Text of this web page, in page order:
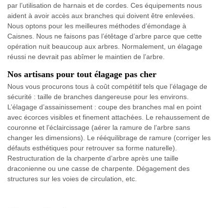
par l’utilisation de harnais et de cordes. Ces équipements nous
aident à avoir accès aux branches qui doivent être enlevées.
Nous optons pour les meilleures méthodes d’émondage à
Caisnes. Nous ne faisons pas l’étêtage d’arbre parce que cette
opération nuit beaucoup aux arbres. Normalement, un élagage
réussi ne devrait pas abîmer le maintien de l’arbre.
Nos artisans pour tout élagage pas cher
Nous vous procurons tous à coût compétitif tels que l’élagage de
sécurité : taille de branches dangereuse pour les environs.
L’élagage d’assainissement : coupe des branches mal en point
avec écorces visibles et finement attachées. Le rehaussement de
couronne et l’éclaircissage (aérer la ramure de l’arbre sans
changer les dimensions). Le rééquilibrage de ramure (corriger les
défauts esthétiques pour retrouver sa forme naturelle).
Restructuration de la charpente d’arbre après une taille
draconienne ou une casse de charpente. Dégagement des
structures sur les voies de circulation, etc.